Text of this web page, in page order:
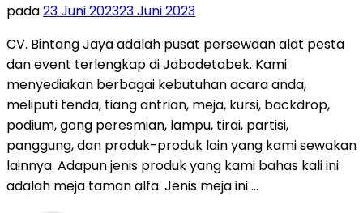
pada23 Juni 202323 Juni 2023
CV. Bintang Jaya adalah pusat persewaan alat pesta
dan event terlengkap di Jabodetabek. Kami
menyediakan berbagai kebutuhan acara anda,
meliputi tenda, tiang antrian, meja, kursi, backdrop,
podium, gong peresmian, lampu, tirai, partisi,
panggung, dan produk-produk lain yang kami sewakan
lainnya. Adapun jenis produk yang kami bahas kali ini
adalah meja taman alfa. Jenis meja ini …